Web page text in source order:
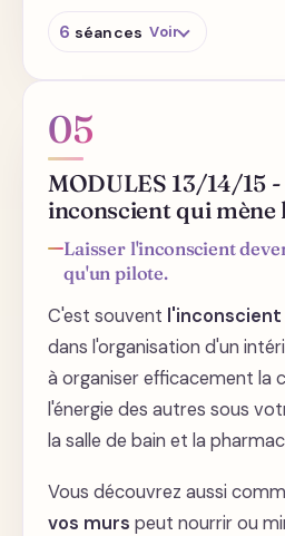
6 séances Voir
Depuis combien de
avec le fouillis ?
Savez-vous à quoi cela
ranger ?
Il y a un bénéfice
Comment ranger
?
Apprenez à vous
nez dans vos revues
Pourquoi c'est si difficile
de certains livres
05
MODULES 13/14/15
inconscient qui mène
Laisser l'inconscient
qu'un pilote.
C'est souvent
dans l'organisation d'un
à organiser efficacement la
l'énergie des autres sous
la salle de bain et la
Vous découvrez aussi
vos murs peut nourrir ou